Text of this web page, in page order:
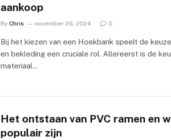
aankoop
By Chris november 26, 2024 0
Bij het kiezen van een Hoekbank speelt de
en bekleding een cruciale rol. Allereerst is de
materiaal…
Het ontstaan van PVC ramen en
populair zijn